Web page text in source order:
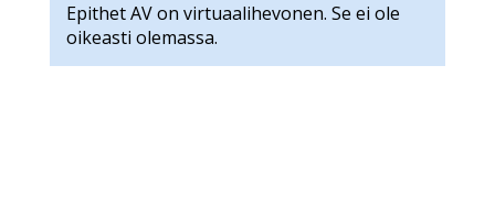
Epithet AV on virtuaalihevonen. Se ei ole
oikeasti olemassa.